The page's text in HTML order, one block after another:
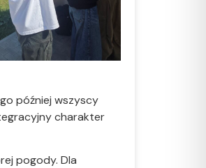
później wszyscy
charakter
pogody. Dla